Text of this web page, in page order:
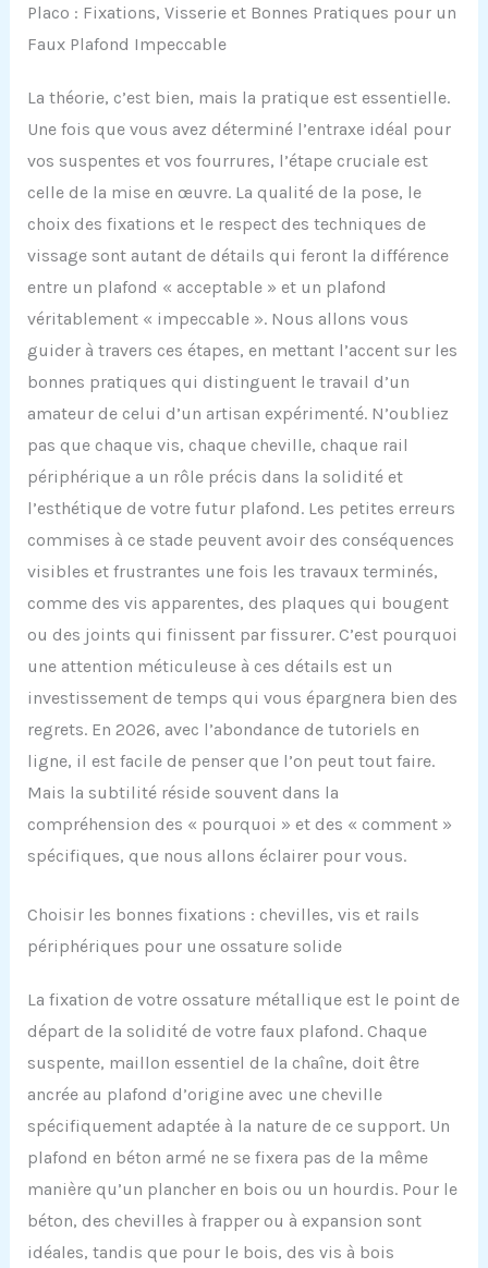
Placo : Fixations, Visserie et Bonnes Pratiques pour un
Faux Plafond Impeccable
La théorie, c’est bien, mais la pratique est essentielle.
Une fois que vous avez déterminé l’entraxe idéal pour
vos suspentes et vos fourrures, l’étape cruciale est
celle de la mise en œuvre. La qualité de la pose, le
choix des fixations et le respect des techniques de
vissage sont autant de détails qui feront la différence
entre un plafond « acceptable » et un plafond
véritablement « impeccable ». Nous allons vous
guider à travers ces étapes, en mettant l’accent sur les
bonnes pratiques qui distinguent le travail d’un
amateur de celui d’un artisan expérimenté. N’oubliez
pas que chaque vis, chaque cheville, chaque rail
périphérique a un rôle précis dans la solidité et
l’esthétique de votre futur plafond. Les petites erreurs
commises à ce stade peuvent avoir des conséquences
visibles et frustrantes une fois les travaux terminés,
comme des vis apparentes, des plaques qui bougent
ou des joints qui finissent par fissurer. C’est pourquoi
une attention méticuleuse à ces détails est un
investissement de temps qui vous épargnera bien des
regrets. En 2026, avec l’abondance de tutoriels en
ligne, il est facile de penser que l’on peut tout faire.
Mais la subtilité réside souvent dans la
compréhension des « pourquoi » et des « comment »
spécifiques, que nous allons éclairer pour vous.
Choisir les bonnes fixations : chevilles, vis et rails
périphériques pour une ossature solide
La fixation de votre ossature métallique est le point de
départ de la solidité de votre faux plafond. Chaque
suspente, maillon essentiel de la chaîne, doit être
ancrée au plafond d’origine avec une cheville
spécifiquement adaptée à la nature de ce support. Un
plafond en béton armé ne se fixera pas de la même
manière qu’un plancher en bois ou un hourdis. Pour le
béton, des chevilles à frapper ou à expansion sont
idéales, tandis que pour le bois, des vis à bois